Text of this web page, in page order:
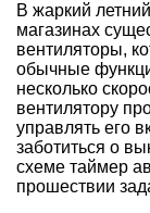
В жаркий
магазинах
вентиляторы,
обычные
несколько
вентилятору
управлять его
заботиться о
схеме таймер
прошествии